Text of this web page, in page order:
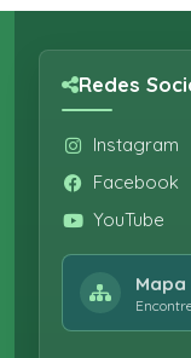
Redes
Instagram
Facebook
YouTube